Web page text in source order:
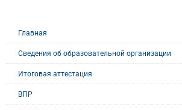
Главная
Сведения об образовательной организации
Итоговая аттестация
ВПР